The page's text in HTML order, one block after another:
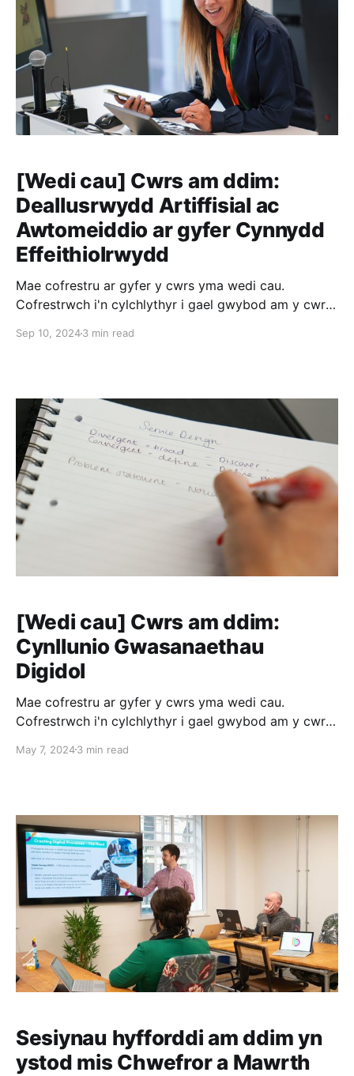
[Wedi cau] Cwrs am ddim:
Deallusrwydd Artiffisial ac
Awtomeiddio ar gyfer Cynnydd
Effeithiolrwydd
Mae cofrestru ar gyfer y cwrs yma wedi cau.
Cofrestrwch i'n cylchlythyr i gael gwybod am y cwrs
y rhestr aros. Eisiau arbrofi gydag AI ac Awtomeiddio
Sep 10, 20243 min read
[Wedi cau] Cwrs am ddim:
Cynllunio Gwasanaethau
Digidol
Mae cofrestru ar gyfer y cwrs yma wedi cau.
Cofrestrwch i'n cylchlythyr i gael gwybod am y cwrs
cyffrous i sefydliadau trydydd sector Cymru ymuno â
May 7, 20243 min read
Sesiynau hyfforddi am ddim yn
ystod mis Chwefror a Mawrth